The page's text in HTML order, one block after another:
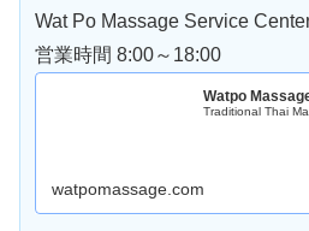
Wat Po Massage Service
営業時間 8:00～18:00
Watpo
Traditional Thai
watpomassage.com